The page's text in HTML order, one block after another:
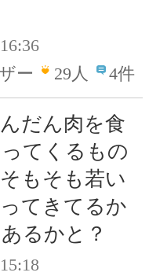
ー
29人 4件
だん肉を食
てくるもの
もそも若い
てきてるか
るかと？